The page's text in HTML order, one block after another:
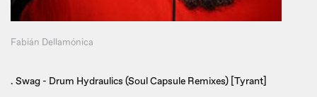
Fabián Dellamónica
. Swag - Drum Hydraulics (Soul Capsule Remixes) [Tyrant]